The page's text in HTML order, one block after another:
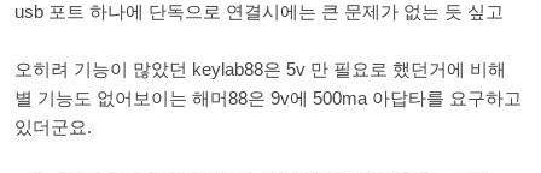
usb 포트 하나에 단독으로 연결시에는 큰 문제가 없는 듯 싶고
오히려 기능이 많았던 keylab88은 5v 만 필요로 했던거에 비해
별 기능도 없어보이는 해머88은 9v에 500ma 아답타를 요구하고
있더군요.